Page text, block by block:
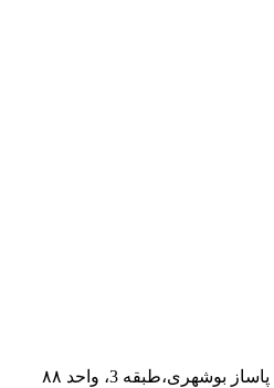
بوشهری،طبقه 3، واحد ۸۸